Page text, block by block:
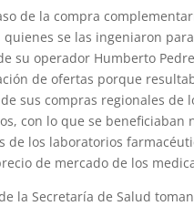
de la compra
quienes se las ingeniaron
su operador Humberto
de ofertas porque
sus compras regionales
con lo que se beneficiaban
de los laboratorios
de mercado de los
la Secretaría de Salud